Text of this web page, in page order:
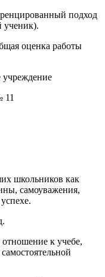
подход
ученик).
оценка работы
учреждение
11
школьников как
самоуважения,
отношение к учебе,